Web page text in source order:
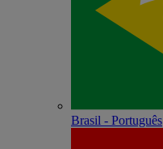
Brasil - Português